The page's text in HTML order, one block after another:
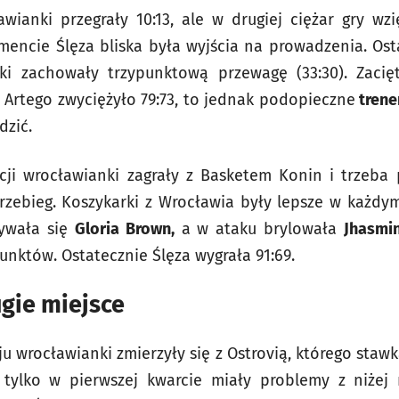
przegrały 10:13, ale w drugiej ciężar gry
Ślęza bliska była wyjścia na prowadzenia.
zachowały trzypunktową przewagę (33:30).
zwyciężyło 79:73, to jednak podopieczne
wrocławianki zagrały z Basketem Konin i trzeba
Koszykarki z Wrocławia były lepsze w
się Gloria Brown,a w ataku brylowała
Ostatecznie Ślęza wygrała 91:69.
miejsce
zmierzyły się z Ostrovią, którego
tylko w pierwszej kwarcie miały problemy z niżej